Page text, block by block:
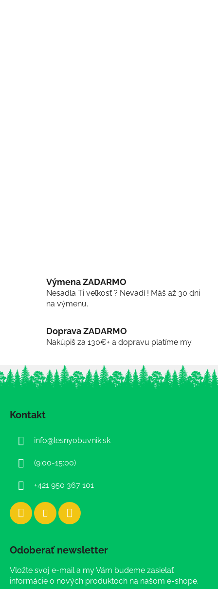
Výmena ZADARMO
Nesadla Ti veľkosť ? Nevadí ! Máš až 30 dni
na výmenu.
Doprava ZADARMO
Nakúpiš za 130€+ a dopravu platíme my.
Kontakt
info@lesnyobuvnik.sk
(9:00-15:00)
+421 950 367 101
Odoberať newsletter
Vložte svoj e-mail a my Vám budeme zasielať
informácie o nových produktoch na našom e-shope.